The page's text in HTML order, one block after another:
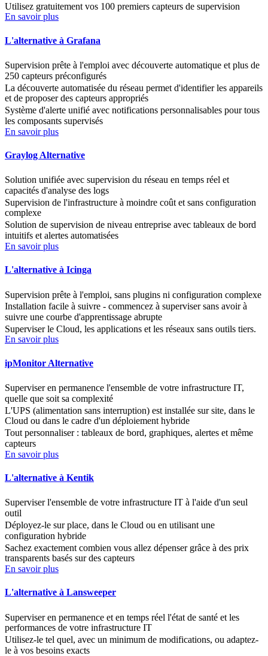
Utilisez gratuitement vos 100 premiers capteurs de supervision
En savoir plus
L'alternative à Grafana
Supervision prête à l'emploi avec découverte automatique et plus de
250 capteurs préconfigurés
La découverte automatisée du réseau permet d'identifier les appareils
et de proposer des capteurs appropriés
Système d'alerte unifié avec notifications personnalisables pour tous
les composants supervisés
En savoir plus
Graylog Alternative
Solution unifiée avec supervision du réseau en temps réel et
capacités d'analyse des logs
Supervision de l'infrastructure à moindre coût et sans configuration
complexe
Solution de supervision de niveau entreprise avec tableaux de bord
intuitifs et alertes automatisées
En savoir plus
L'alternative à Icinga
Supervision prête à l'emploi, sans plugins ni configuration complexe
Installation facile à suivre - commencez à superviser sans avoir à
suivre une courbe d'apprentissage abrupte
Superviser le Cloud, les applications et les réseaux sans outils tiers.
En savoir plus
ipMonitor Alternative
Superviser en permanence l'ensemble de votre infrastructure IT,
quelle que soit sa complexité
L'UPS (alimentation sans interruption) est installée sur site, dans le
Cloud ou dans le cadre d'un déploiement hybride
Tout personnaliser : tableaux de bord, graphiques, alertes et même
capteurs
En savoir plus
L'alternative à Kentik
Superviser l'ensemble de votre infrastructure IT à l'aide d'un seul
outil
Déployez-le sur place, dans le Cloud ou en utilisant une
configuration hybride
Sachez exactement combien vous allez dépenser grâce à des prix
transparents basés sur des capteurs
En savoir plus
L'alternative à Lansweeper
Superviser en permanence et en temps réel l'état de santé et les
performances de votre infrastructure IT
Utilisez-le tel quel, avec un minimum de modifications, ou adaptez-
le à vos besoins exacts